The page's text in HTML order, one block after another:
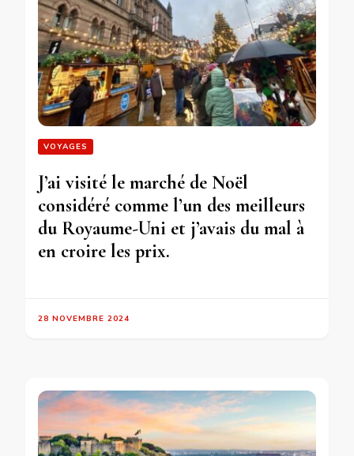
VOYAGES
J’ai visité le marché de Noël
considéré comme l’un des meilleurs
du Royaume-Uni et j’avais du mal à
en croire les prix.
28 NOVEMBRE 2024